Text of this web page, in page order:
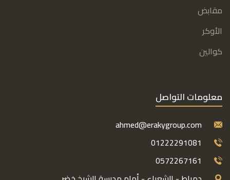
مقابض
الأوكر
كوالين
معلومات التواصل
ahmed@erakygroup.com
01222291081
0572267161